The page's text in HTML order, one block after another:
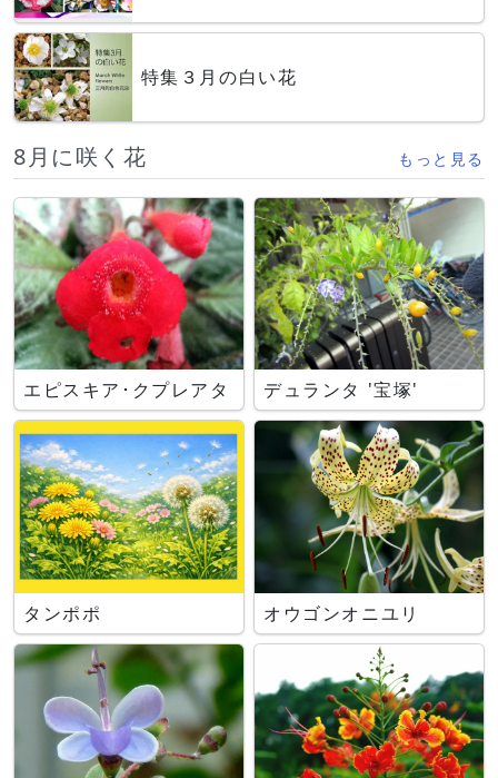
特集３月の白い花
8月に咲く花 もっと見る
エピスキア･クプレアタ デュランタ '宝塚'
タンポポ オウゴンオニユリ